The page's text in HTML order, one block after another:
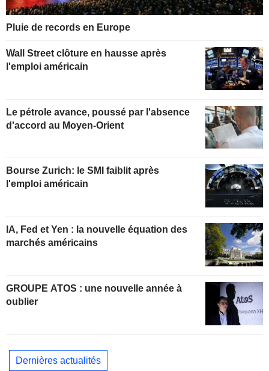
Pluie de records en Europe
Wall Street clôture en hausse après
l'emploi américain
Le pétrole avance, poussé par l'absence
d'accord au Moyen-Orient
Bourse Zurich: le SMI faiblit après
l'emploi américain
IA, Fed et Yen : la nouvelle équation des
marchés américains
GROUPE ATOS : une nouvelle année à
oublier
Dernières actualités